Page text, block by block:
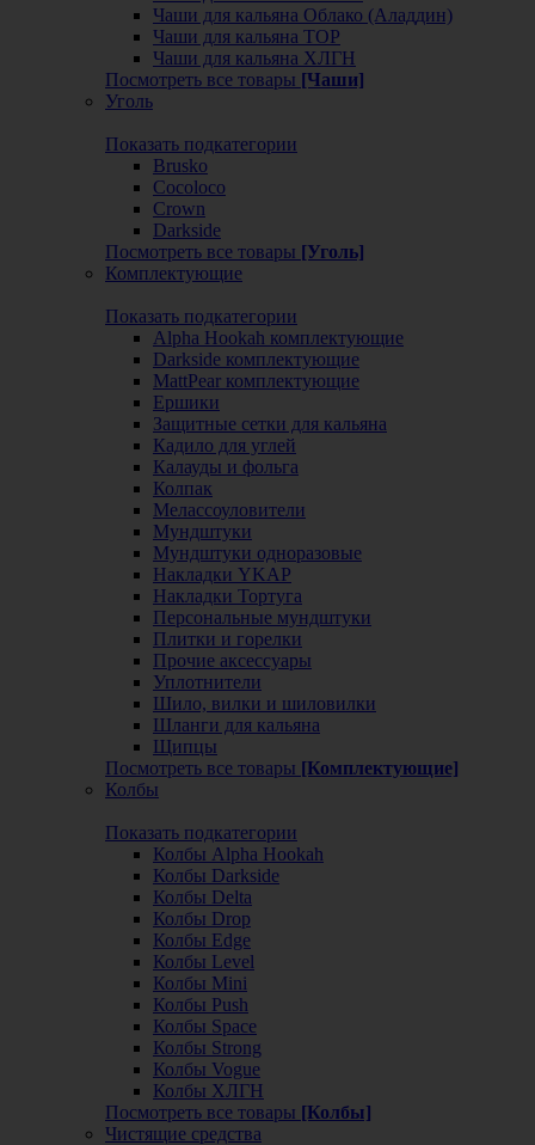
Чаши для кальяна Облако (Аладдин)
Чаши для кальяна ТОР
Чаши для кальяна ХЛГН
Посмотреть все товары [Чаши]
Уголь
Показать подкатегории
Brusko
Cocoloco
Crown
Darkside
Посмотреть все товары [Уголь]
Комплектующие
Показать подкатегории
Alpha Hookah комплектующие
Darkside комплектующие
MattPear комплектующие
Ершики
Защитные сетки для кальяна
Кадило для углей
Калауды и фольга
Колпак
Мелассоуловители
Мундштуки
Мундштуки одноразовые
Накладки YKAP
Накладки Тортуга
Персональные мундштуки
Плитки и горелки
Прочие аксессуары
Уплотнители
Шило, вилки и шиловилки
Шланги для кальяна
Щипцы
Посмотреть все товары [Комплектующие]
Колбы
Показать подкатегории
Колбы Alpha Hookah
Колбы Darkside
Колбы Delta
Колбы Drop
Колбы Edge
Колбы Level
Колбы Mini
Колбы Push
Колбы Space
Колбы Strong
Колбы Vogue
Колбы ХЛГН
Посмотреть все товары [Колбы]
Чистящие средства